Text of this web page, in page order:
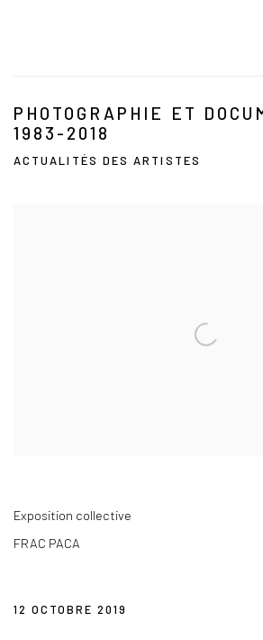
PHOTOGRAPHIE ET
1983-2018
ACTUALITÉS DES ARTISTES
Exposition collective
FRAC PACA
12 OCTOBRE 2019